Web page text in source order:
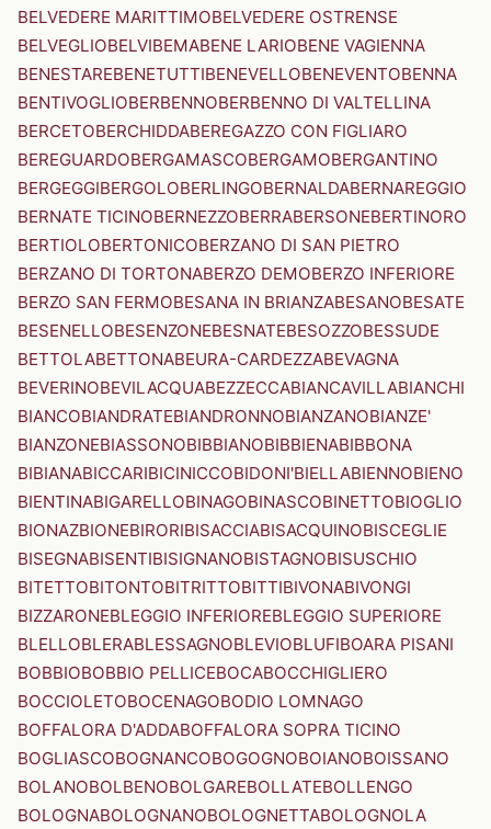
BELVEDERE MARITTIMOBELVEDERE OSTRENSE
BELVEGLIOBELVIBEMABENE LARIOBENE VAGIENNA
BENESTAREBENETUTTIBENEVELLOBENEVENTOBENNA
BENTIVOGLIOBERBENNOBERBENNO DI VALTELLINA
BERCETOBERCHIDDABEREGAZZO CON FIGLIARO
BEREGUARDOBERGAMASCOBERGAMOBERGANTINO
BERGEGGIBERGOLOBERLINGOBERNALDABERNAREGGIO
BERNATE TICINOBERNEZZOBERRABERSONEBERTINORO
BERTIOLOBERTONICOBERZANO DI SAN PIETRO
BERZANO DI TORTONABERZO DEMOBERZO INFERIORE
BERZO SAN FERMOBESANA IN BRIANZABESANOBESATE
BESENELLOBESENZONEBESNATEBESOZZOBESSUDE
BETTOLABETTONABEURA-CARDEZZABEVAGNA
BEVERINOBEVILACQUABEZZECCABIANCAVILLABIANCHI
BIANCOBIANDRATEBIANDRONNOBIANZANOBIANZE'
BIANZONEBIASSONOBIBBIANOBIBBIENABIBBONA
BIBIANABICCARIBICINICCOBIDONI'BIELLABIENNOBIENO
BIENTINABIGARELLOBINAGOBINASCOBINETTOBIOGLIO
BIONAZBIONEBIRORIBISACCIABISACQUINOBISCEGLIE
BISEGNABISENTIBISIGNANOBISTAGNOBISUSCHIO
BITETTOBITONTOBITRITTOBITTIBIVONABIVONGI
BIZZARONEBLEGGIO INFERIOREBLEGGIO SUPERIORE
BLELLOBLERABLESSAGNOBLEVIOBLUFIBOARA PISANI
BOBBIOBOBBIO PELLICEBOCABOCCHIGLIERO
BOCCIOLETOBOCENAGOBODIO LOMNAGO
BOFFALORA D'ADDABOFFALORA SOPRA TICINO
BOGLIASCOBOGNANCOBOGOGNOBOIANOBOISSANO
BOLANOBOLBENOBOLGAREBOLLATEBOLLENGO
BOLOGNABOLOGNANOBOLOGNETTABOLOGNOLA